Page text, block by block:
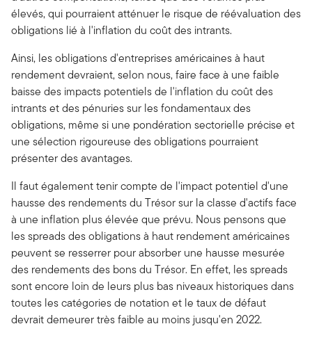
élevés, qui pourraient atténuer le risque de réévaluation des
obligations lié à l'inflation du coût des intrants.
Ainsi, les obligations d'entreprises américaines à haut
rendement devraient, selon nous, faire face à une faible
baisse des impacts potentiels de l'inflation du coût des
intrants et des pénuries sur les fondamentaux des
obligations, même si une pondération sectorielle précise et
une sélection rigoureuse des obligations pourraient
présenter des avantages.
Il faut également tenir compte de l'impact potentiel d'une
hausse des rendements du Trésor sur la classe d'actifs face
à une inflation plus élevée que prévu. Nous pensons que
les spreads des obligations à haut rendement américaines
peuvent se resserrer pour absorber une hausse mesurée
des rendements des bons du Trésor. En effet, les spreads
sont encore loin de leurs plus bas niveaux historiques dans
toutes les catégories de notation et le taux de défaut
devrait demeurer très faible au moins jusqu'en 2022.